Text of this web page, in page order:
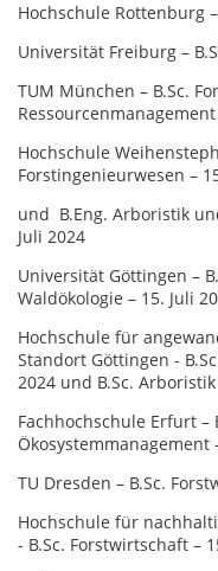
Hochschule Rottenburg
Universität Freiburg –
TUM München – B.Sc.
Hochschule
Forstingenieurwesen –
und B.Eng. Arboristik
Juli 2024
Universität Göttingen –
Waldökologie – 15. Juli
Hochschule für
Standort Göttingen -
2024 und B.Sc.
Fachhochschule Erfurt –
Ökosystemmanagement
TU Dresden – B.Sc.
Hochschule für
- B.Sc. Forstwirtschaft –